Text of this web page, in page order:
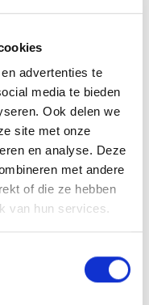
advertenties te
media te bieden
Ook delen we
site met onze
en analyse. Deze
met andere
of die ze hebben
van hun services.
aangeboden
via BOR
binnen
vrijwilliger of
en kind,